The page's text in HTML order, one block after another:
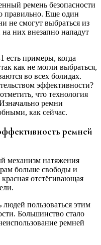
ремень безопасности
правильно. Еще один
не смогут выбраться из
них внезапно нападут
есть примеры, когда
как не могли выбраться,
во всех болидах.
эффективности?
что технология
ремни
как сейчас.
ремней
механизм натяжения
больше свободы и
отстёгивающая
пользоваться этим
Большинство стало
ремней